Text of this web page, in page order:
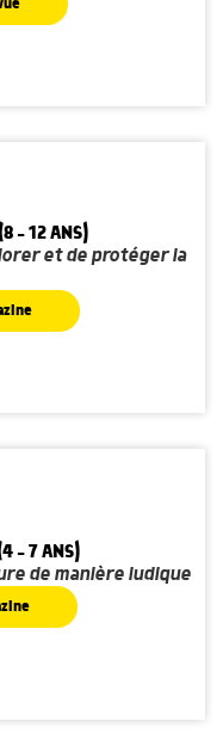
- 12 ANS)
et de protéger la
- 7 ANS)
de manière ludique